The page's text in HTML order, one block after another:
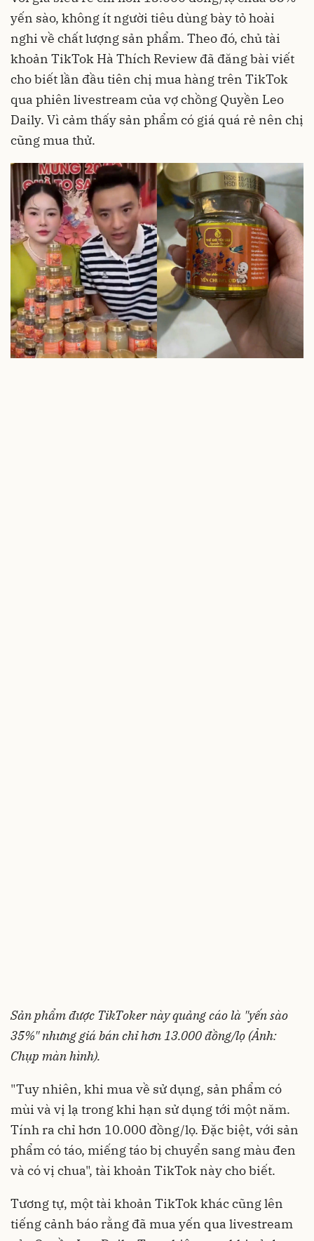
yến sào, không ít người tiêu dùng bày tỏ hoài
nghi về chất lượng sản phẩm. Theo đó, chủ tài
khoản TikTok Hà Thích Review đã đăng bài viết
cho biết lần đầu tiên chị mua hàng trên TikTok
qua phiên livestream của vợ chồng Quyền Leo
Daily. Vì cảm thấy sản phẩm có giá quá rẻ nên chị
cũng mua thử.
Sản phẩm được TikToker này quảng cáo là "yến sào
35%" nhưng giá bán chỉ hơn 13.000 đồng/lọ (Ảnh:
Chụp màn hình).
"Tuy nhiên, khi mua về sử dụng, sản phẩm có
mùi và vị lạ trong khi hạn sử dụng tới một năm.
Tính ra chỉ hơn 10.000 đồng/lọ. Đặc biệt, với sản
phẩm có táo, miếng táo bị chuyển sang màu đen
và có vị chua", tài khoản TikTok này cho biết.
Tương tự, một tài khoản TikTok khác cũng lên
tiếng cảnh báo rằng đã mua yến qua livestream